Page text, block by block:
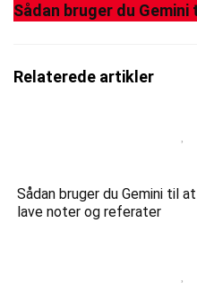
Sådan bruger du
Relaterede artikler
Sådan bruger du Gemini til at
lave noter og referater